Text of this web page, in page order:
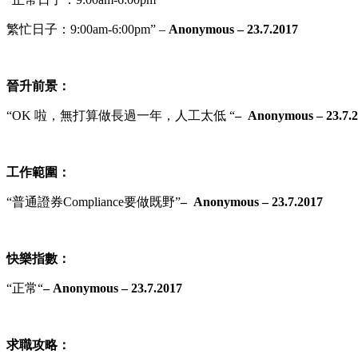
繁忙日子：9:00am-6:00pm” – Anonymous – 23.7.2017
晉升前景：
“OK 啦，無打算做長過一年，人工太低 “– Anonymous –
工作範圍：
“普通證券Compliance要做既野”– Anonymous – 23.7.2017
快樂指數：
“正常“– Anonymous – 23.7.2017
求職攻略：